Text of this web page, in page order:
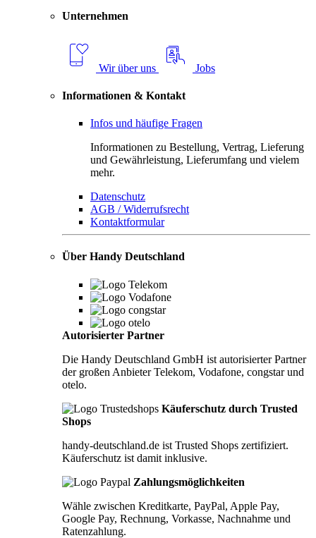
Unternehmen
Wir über uns Jobs
Informationen & Kontakt
Infos und häufige Fragen
Informationen zu Bestellung, Vertrag, Lieferung
und Gewährleistung, Lieferumfang und vielem
mehr.
Datenschutz
AGB / Widerrufsrecht
Kontaktformular
Über Handy Deutschland
Autorisierter Partner
Die Handy Deutschland GmbH ist autorisierter Partner
der großen Anbieter Telekom, Vodafone, congstar und
otelo.
Käuferschutz durch Trusted
Shops
handy-deutschland.de ist Trusted Shops zertifiziert.
Käuferschutz ist damit inklusive.
Zahlungsmöglichkeiten
Wähle zwischen Kreditkarte, PayPal, Apple Pay,
Google Pay, Rechnung, Vorkasse, Nachnahme und
Ratenzahlung.